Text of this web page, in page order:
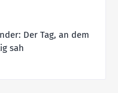
Der Tag, an dem
sah